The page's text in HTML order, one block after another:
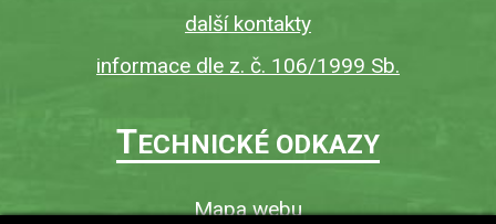
další kontakty
informace dle z. č. 106/1999 Sb.
TECHNICKÉ ODKAZY
Mapa webu